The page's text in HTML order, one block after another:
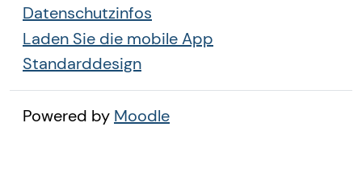
Datenschutzinfos
Laden Sie die mobile App
Standarddesign
Powered by Moodle